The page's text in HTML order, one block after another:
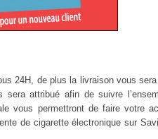
24H, de plus la livraison vous
attribué afin de suivre
vous permettront de faire votre
de cigarette électronique sur